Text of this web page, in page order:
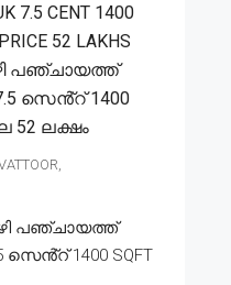
7.5 CENT 1400
52 LAKHS
പഞ്ചായത്ത്
സെൻ്റ് 1400
52 ലക്ഷം
പഞ്ചായത്ത്
1400 SQFT